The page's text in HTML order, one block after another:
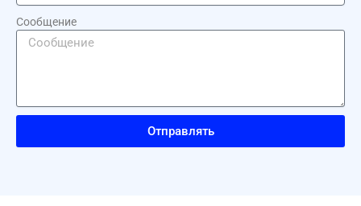
Сообщение
Отправлять